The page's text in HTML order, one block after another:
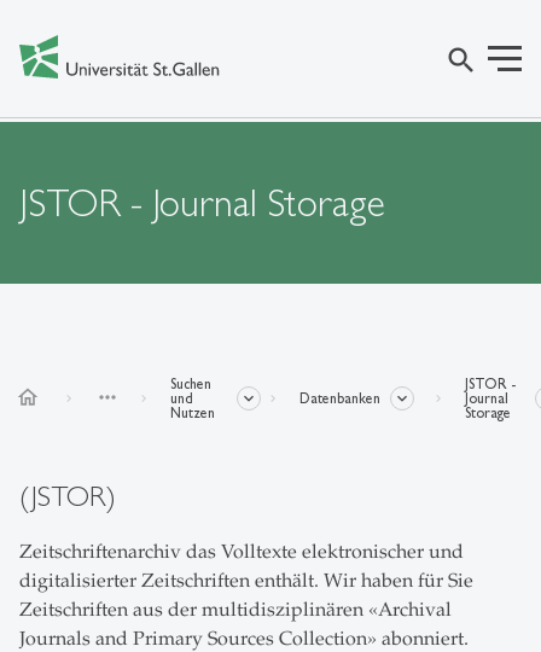
search
JSTOR - Journal Storage
home more_horiz
Suchen
und
Nutzen
Datenbanken
JSTOR -
Journal
Storage
(JSTOR)
Zeitschriftenarchiv das Volltexte elektronischer und
digitalisierter Zeitschriften enthält. Wir haben für Sie
Zeitschriften aus der multidisziplinären «Archival
Journals and Primary Sources Collection» abonniert.